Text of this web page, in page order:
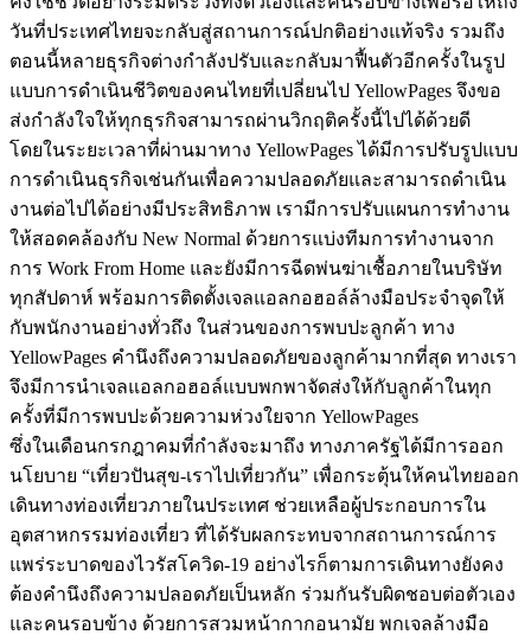
วันที่ประเทศไทยจะกลับสู่สถานการณ์ปกติอย่างแท้จริง รวมถึง
ตอนนี้หลายธุรกิจต่างกำลังปรับและกลับมาฟื้นตัวอีกครั้งในรูป
แบบการดำเนินชีวิตของคนไทยที่เปลี่ยนไป YellowPages จึงขอ
ส่งกำลังใจให้ทุกธุรกิจสามารถผ่านวิกฤติครั้งนี้ไปได้ด้วยดี
โดยในระยะเวลาที่ผ่านมาทาง YellowPages ได้มีการปรับรูปแบบ
การดำเนินธุรกิจเช่นกันเพื่อความปลอดภัยและสามารถดำเนิน
งานต่อไปได้อย่างมีประสิทธิภาพ เรามีการปรับแผนการทำงาน
ให้สอดคล้องกับ New Normal ด้วยการแบ่งทีมการทำงานจาก
การ Work From Home และยังมีการฉีดพ่นฆ่าเชื้อภายในบริษัท
ทุกสัปดาห์ พร้อมการติดตั้งเจลแอลกอฮอล์ล้างมือประจำจุดให้
กับพนักงานอย่างทั่วถึง ในส่วนของการพบปะลูกค้า ทาง
YellowPages คำนึงถึงความปลอดภัยของลูกค้ามากที่สุด ทางเรา
จึงมีการนำเจลแอลกอฮอล์แบบพกพาจัดส่งให้กับลูกค้าในทุก
ครั้งที่มีการพบปะด้วยความห่วงใยจาก YellowPages
ซึ่งในเดือนกรกฎาคมที่กำลังจะมาถึง ทางภาครัฐได้มีการออก
นโยบาย “เที่ยวปันสุข-เราไปเที่ยวกัน” เพื่อกระตุ้นให้คนไทยออก
เดินทางท่องเที่ยวภายในประเทศ ช่วยเหลือผู้ประกอบการใน
อุตสาหกรรมท่องเที่ยว ที่ได้รับผลกระทบจากสถานการณ์การ
แพร่ระบาดของไวรัสโควิด-19 อย่างไรก็ตามการเดินทางยังคง
ต้องคำนึงถึงความปลอดภัยเป็นหลัก ร่วมกันรับผิดชอบต่อตัวเอง
และคนรอบข้าง ด้วยการสวมหน้ากากอนามัย พกเจลล้างมือ